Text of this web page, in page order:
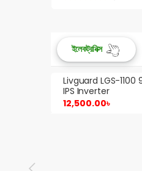
ইলেকট্রনিক্স
Sale!
Portable Clothes
850W Fast Folding
5,200.00৳